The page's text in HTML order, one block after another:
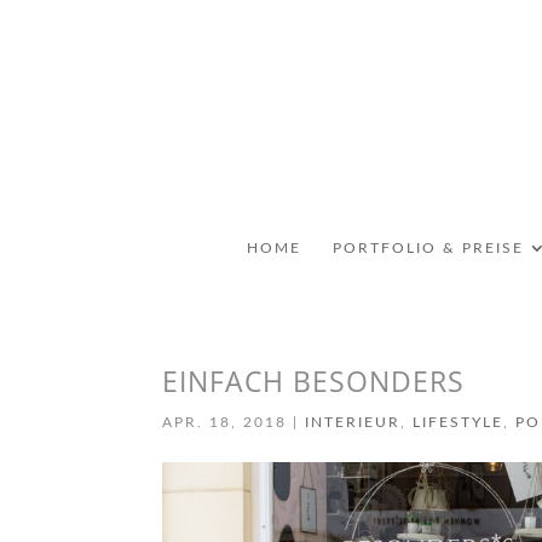
HOME PORTFOLIO & PREISE
EINFACH BESONDERS
APR. 18, 2018 INTERIEUR LIFESTYLE